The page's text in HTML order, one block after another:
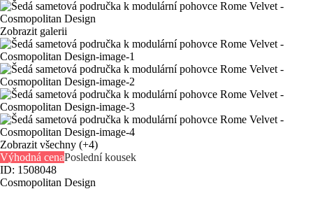
Zobrazit galerii
Zobrazit všechny (+4)
Výhodná cenaPoslední kousek
ID: 1508048
Cosmopolitan Design